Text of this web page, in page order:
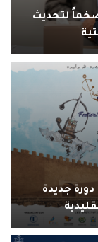
لتحديث
جديدة